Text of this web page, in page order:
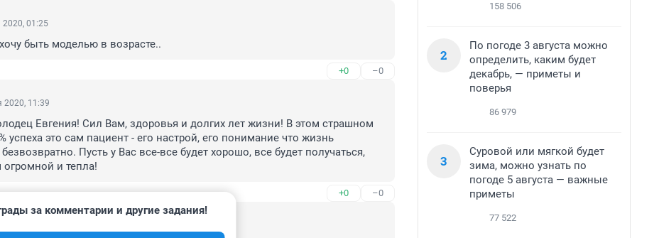
2020, 01:25
быть моделью в возрасте..
+0 –0
2020, 11:39
Евгения! Сил Вам, здоровья и долгих лет жизни! В этом страшном
успеха это сам пациент - его настрой, его понимание что жизнь
Пусть у Вас все-все будет хорошо, все будет получаться,
огромной и тепла!
+0 –0
за комментарии и другие задания!
158 506
2
По погоде 3 августа можно
определить, каким будет
декабрь, — приметы и
поверья
86 979
3
Суровой или мягкой будет
зима, можно узнать по
погоде 5 августа — важные
приметы
77 522